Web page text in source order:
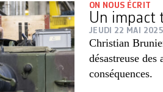
ON NOUS ÉCRIT
Un impact
JEUDI 22 MAI 2025
Christian
désastreuse des
conséquences.